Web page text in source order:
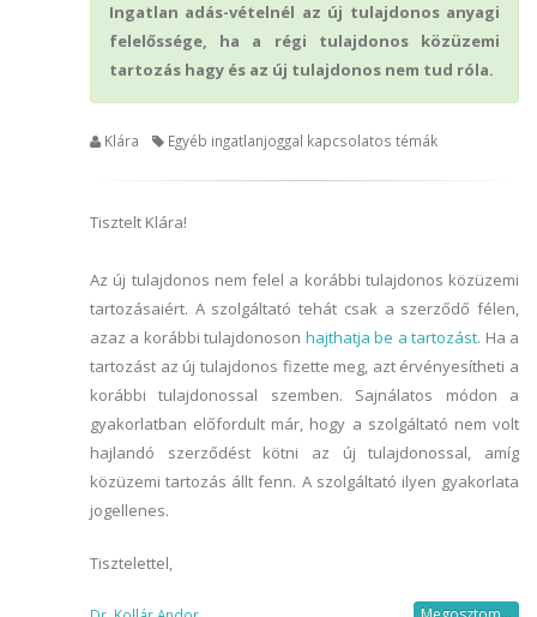
Ingatlan adás-vételnél az új tulajdonos anyagi
felelőssége, ha a régi tulajdonos közüzemi
tartozás hagy és az új tulajdonos nem tud róla.
Klára Egyéb ingatlanjoggal kapcsolatos témák
Tisztelt Klára!
Az új tulajdonos nem felel a korábbi tulajdonos közüzemi
tartozásaiért. A szolgáltató tehát csak a szerződő félen,
azaz a korábbi tulajdonoson hajthatja be a tartozást. Ha a
tartozást az új tulajdonos fizette meg, azt érvényesítheti a
korábbi tulajdonossal szemben. Sajnálatos módon a
gyakorlatban előfordult már, hogy a szolgáltató nem volt
hajlandó szerződést kötni az új tulajdonossal, amíg
közüzemi tartozás állt fenn. A szolgáltató ilyen gyakorlata
jogellenes.
Tisztelettel,